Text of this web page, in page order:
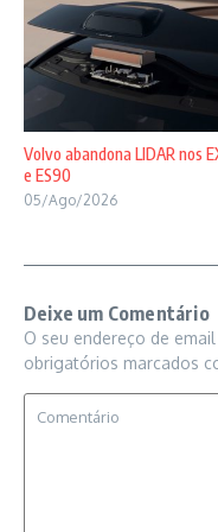
Volvo abandona LIDAR nos
e ES90
05/Ago/2026
Deixe um Comentário
O seu endereço de
obrigatórios marcados